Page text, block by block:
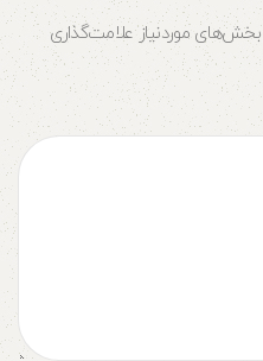
بخش‌های موردنیاز علامت‌گذاری